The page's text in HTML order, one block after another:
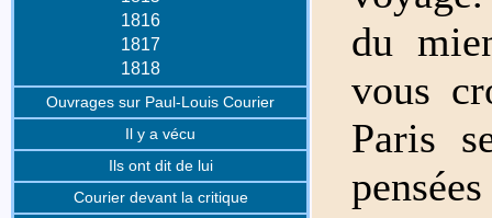
1816
1817
1818
Ouvrages sur Paul-Louis Courier
Il y a vécu
Ils ont dit de lui
Courier devant la critique
du
vous
Paris